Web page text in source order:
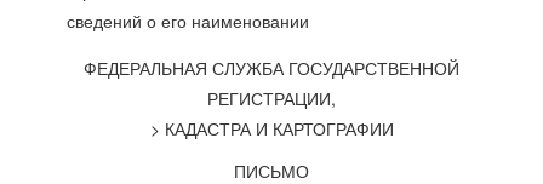
сведений о его наименовании
ФЕДЕРАЛЬНАЯ СЛУЖБА ГОСУДАРСТВЕННОЙ
РЕГИСТРАЦИИ,
> КАДАСТРА И КАРТОГРАФИИ
ПИСЬМО